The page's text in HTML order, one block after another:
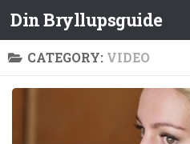
Din Bryllupsguide
CATEGORY: VIDEO